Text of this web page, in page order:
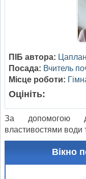
ПІБ автора:
Посада: Вчитель
Місце роботи:
Оцініть:
За допомогою
властивостями води
Вікно